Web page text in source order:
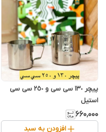
پیچر ١٣٠ سی سی و ٢٥٠ سی سی
استیل
۶۶۰٬۰۰۰
افزودن به سبد